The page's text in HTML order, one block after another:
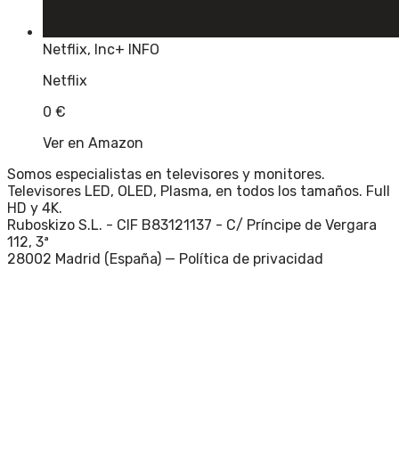
Netflix, Inc+ INFO
Netflix
0 €
Ver en Amazon
Somos especialistas en televisores y monitores.
Televisores LED, OLED, Plasma, en todos los tamaños. Full
HD y 4K.
Ruboskizo S.L. - CIF B83121137 - C/ Príncipe de Vergara
112, 3ª
28002 Madrid (España) — Política de privacidad